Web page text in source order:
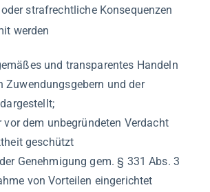
strafrechtliche Konsequenzen
werden
und transparentes Handeln
Zuwendungsgebern und der
dem unbegründeten Verdacht
geschützt
Genehmigung gem. § 331 Abs. 3
von Vorteilen eingerichtet